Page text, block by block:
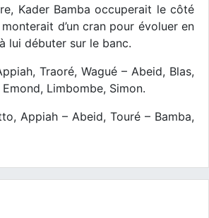
Kader Bamba occuperait le côté
d’un cran pour évoluer en
lui débuter sur le banc.
Traoré, Wagué – Abeid, Blas,
Limbombe, Simon.
Appiah – Abeid, Touré – Bamba,